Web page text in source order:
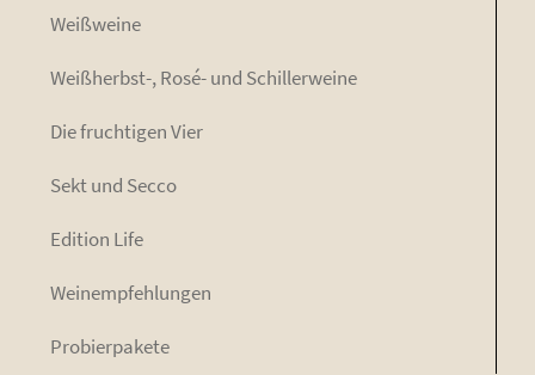
Weiß­wei­ne
Weiß­herbst-, Rosé- und Schillerweine
Die fruch­ti­gen Vier
Sekt und Secco
Edi­ti­on Life
Wein­emp­feh­lun­gen
Pro­bier­pa­ke­te